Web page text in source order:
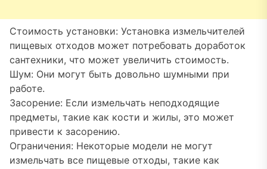
Стоимость установки: Установка измельчителей
пищевых отходов может потребовать доработок
сантехники, что может увеличить стоимость.
Шум: Они могут быть довольно шумными при
работе.
Засорение: Если измельчать неподходящие
предметы, такие как кости и жилы, это может
привести к засорению.
Ограничения: Некоторые модели не могут
измельчать все пищевые отходы, такие как